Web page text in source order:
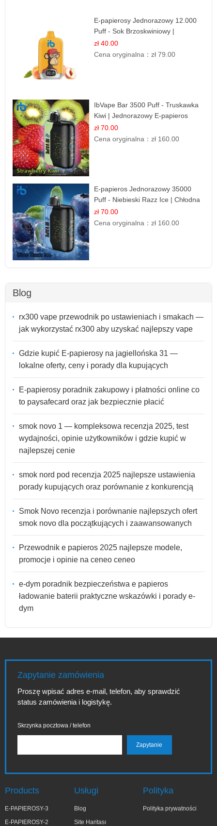
E-papierosy Jednorazowy 12.000
Puff - Sok Brzoskwiniowy |
Owocowa Świeżość
zł 40.00
Cena oryginalna：zł 79.00
IbVape Bar 3500 Puff - Truskawka
Kiwi | Jednorazowy E-papieros
zł 70.00
Cena oryginalna：zł 160.00
E-papieros Jednorazowy 35000
Puff - Niebieski Razz Ice | Chłodna
Malina
zł 70.00
Cena oryginalna：zł 160.00
Blog
rx300 vape przewodnik po ustawieniach i smakach —
jak wykorzystać rx300 aby uzyskać najlepszy vape
Gdzie kupić E-papierosy na jagiellońska 31 —
lokalne oferty, ceny i porady dla kupujących
E-papierosy poradnik zakupowy i płatności online co
to paysafecard oraz jak bezpiecznie płacić
smok novo 1 — kompleksowa recenzja 2025, test
wydajności, opinie użytkowników i gdzie kupić w
najlepszej cenie
smok nord pod recenzja 2025 najlepsze ustawienia
porady kupujących oraz porównanie z konkurencją
Smok Novo recenzja i porównanie najlepszych ofert
smok novo dla początkujących i zaawansowanych
Przewodnik e papieros 2025 najlepsze modele,
promocje i opinie na ceneo ceneo
e-dym poradnik bezpieczeństwa e papieros
ładowanie baterii praktyczne wskazówki i porady e-
dym
Zapytanie zamówienia
Proszę wpisać adres e-mail, telefon, aby sprawdzić
status zamówienia i logistykę.
Skrzynka pocztowa / telefon
Products
E-PAPIEROSY-3
E-PAPIEROSY-2
Usługi
Blog
Site Haritası
Polityka
Polityka prywatności